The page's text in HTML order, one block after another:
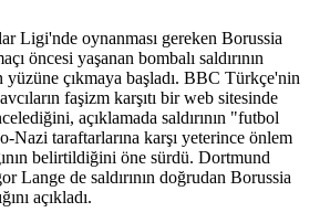
Ligi'nde oynanması gereken Borussia
öncesi yaşanan bombalı saldırının
yüzüne çıkmaya başladı. BBC Türkçe'nin
faşizm karşıtı bir web sitesinde
açıklamada saldırının "futbol
Nazi taraftarlarına karşı yeterince önlem
belirtildiğini öne sürdü. Dortmund
Lange de saldırının doğrudan Borussia
açıkladı.